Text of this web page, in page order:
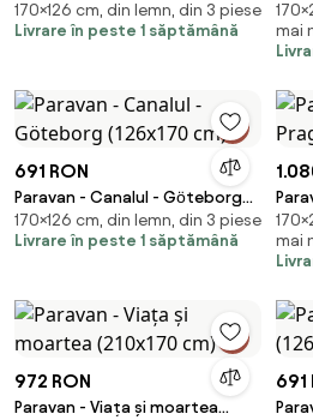
(126x170 cm)
170×126 cm, din lemn, din 3 piese
Livrare în peste 1 săptămână
mai
691 RON
Paravan - Canalul - Göteborg
(126x170 cm)
170×126 cm, din lemn, din 3 piese
Livrare în peste 1 săptămână
mai
972 RON
Paravan - Viața și moartea
691